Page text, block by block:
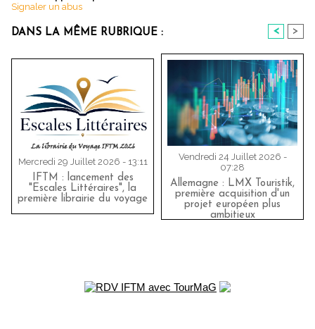
Signaler un abus
DANS LA MÊME RUBRIQUE : < >
Mercredi 29 Juillet 2026 - 13:11
IFTM : lancement des
"Escales Littéraires", la
première librairie du voyage
Vendredi 24 Juillet 2026 -
07:28
Allemagne : LMX Touristik,
première acquisition d'un
projet européen plus
ambitieux